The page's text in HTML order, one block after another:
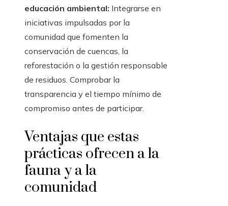
educación ambiental: Integrarse en
iniciativas impulsadas por la
comunidad que fomenten la
conservación de cuencas, la
reforestación o la gestión responsable
de residuos. Comprobar la
transparencia y el tiempo mínimo de
compromiso antes de participar.
Ventajas que estas
prácticas ofrecen a la
fauna y a la
comunidad